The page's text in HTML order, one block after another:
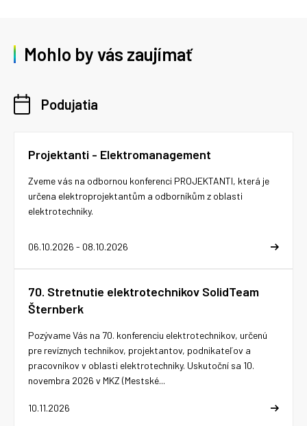
Mohlo by vás zaujímať
Podujatia
Projektanti - Elektromanagement
06.10.2026 - 08.10.2026
Zveme vás na odbornou konferenci PROJEKTANTI, která je
určena elektroprojektantům a odborníkům z oblasti
elektrotechniky.
70. Stretnutie elektrotechnikov SolidTeam
Šternberk
10.11.2026
Pozývame Vás na 70. konferenciu elektrotechnikov, určenú
pre revíznych technikov, projektantov, podnikateľov a
pracovníkov v oblasti elektrotechniky. Uskutoční sa 10.
novembra 2026 v MKZ (Mestské...